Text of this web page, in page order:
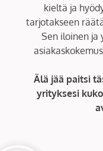
kieltä ja
tarjotakseen
Sen iloinen ja
Älä jää paitsi
yrityksesi